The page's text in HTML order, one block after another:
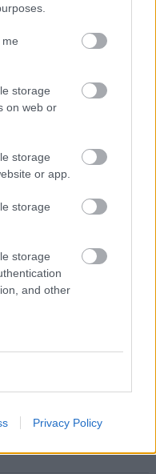
storage
on web or
storage
or app.
storage
storage
and other
Privacy Policy
szabályzat
hétről hétre
megyében: egyre
Szijjártó